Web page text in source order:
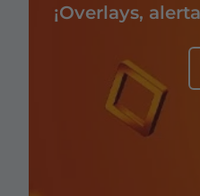
¡Overlays,